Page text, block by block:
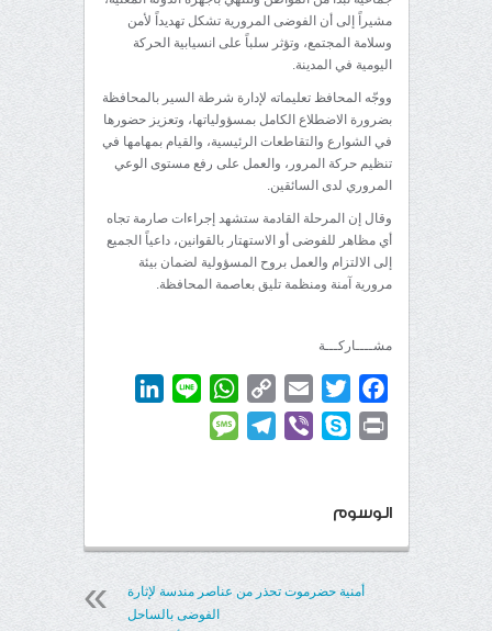
مشيراً إلى أن الفوضى المرورية تشكل تهديداً لأمن
وسلامة المجتمع، وتؤثر سلباً على انسيابية الحركة
اليومية في المدينة.
ووجّه المحافظ تعليماته لإدارة شرطة السير بالمحافظة
بضرورة الاضطلاع الكامل بمسؤولياتها، وتعزيز حضورها
في الشوارع والتقاطعات الرئيسية، والقيام بمهامها في
تنظيم حركة المرور، والعمل على رفع مستوى الوعي
المروري لدى السائقين.
وقال إن المرحلة القادمة ستشهد إجراءات صارمة تجاه
أي مظاهر للفوضى أو الاستهتار بالقوانين، داعياً الجميع
إلى الالتزام والعمل بروح المسؤولية لضمان بيئة
مرورية آمنة ومنظمة تليق بعاصمة المحافظة.
مشــــاركـــة
Facebook
Twitter
Email
Copy
Link
WhatsApp
Line
Print
Skype
Viber
Telegram
الوسوم
أمنية حضرموت تحذر من عناصر مندسة لإثارة
الفوضى بالساحل